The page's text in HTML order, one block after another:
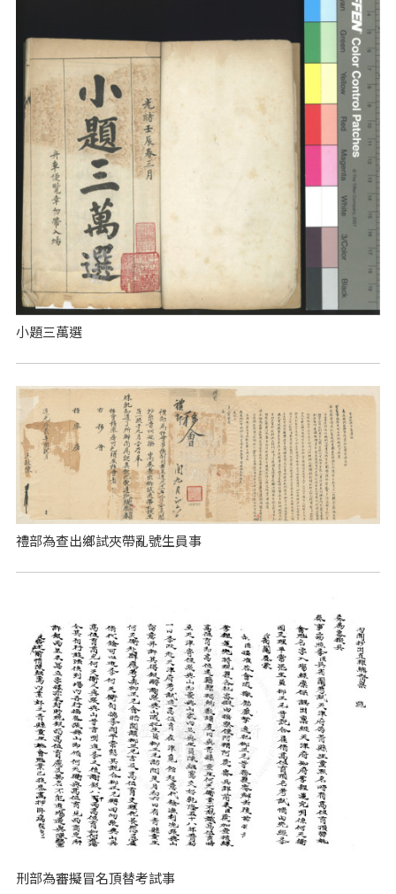
小題三萬選
禮部為查出鄉試夾帶亂號生員事
刑部為審擬冒名頂替考試事